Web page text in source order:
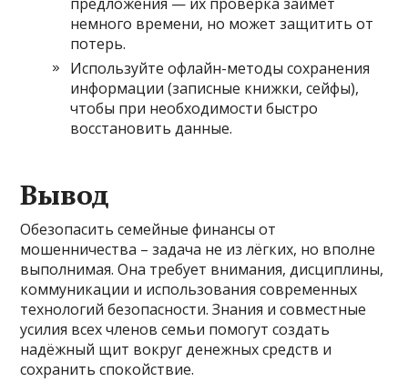
немного времени, но может защитить от
потерь.
Используйте офлайн-методы сохранения
информации (записные книжки, сейфы),
чтобы при необходимости быстро
восстановить данные.
Вывод
Обезопасить семейные финансы от
мошенничества – задача не из лёгких, но вполне
выполнимая. Она требует внимания, дисциплины,
коммуникации и использования современных
технологий безопасности. Знания и совместные
усилия всех членов семьи помогут создать
надёжный щит вокруг денежных средств и
сохранить спокойствие.